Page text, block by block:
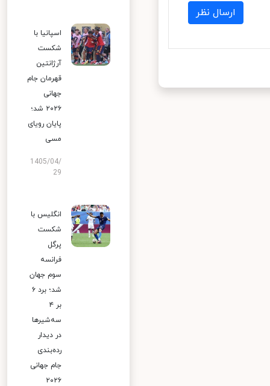
ارسال نظر
اسپانیا با
شکست
آرژانتین
قهرمان جام
جهانی
۲۰۲۶ شد؛
پایان رویای
مسی
1405/04/
29
انگلیس با
شکست
پرگل
فرانسه
سوم جهان
شد؛ برد ۶
بر ۴
سه‌شیرها
در دیدار
رده‌بندی
جام جهانی
۲۰۲۶